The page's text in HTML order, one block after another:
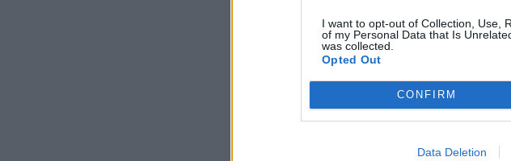
I want to opt-out of Collection, Use,
of my Personal Data that Is
was collected.
Opted Out
CONFIRM
Data Deletion